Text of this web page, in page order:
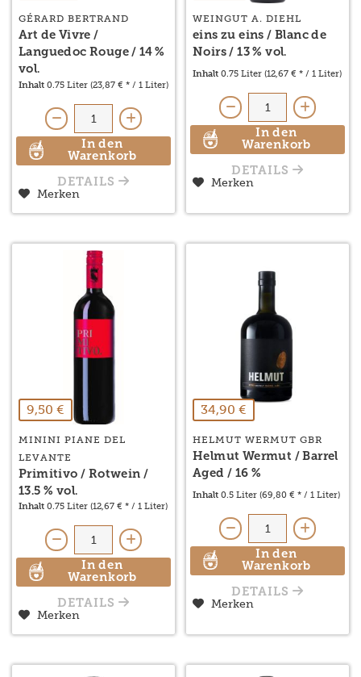
GÉRARD BERTRAND
Art de Vivre /
Languedoc Rouge / 14 %
vol.
Inhalt 0.75 Liter (23,87 € * / 1 Liter)
In den
Warenkorb
DETAILS
Merken
WEINGUT A. DIEHL
eins zu eins / Blanc de
Noirs / 13 % vol.
Inhalt 0.75 Liter (12,67 € * / 1 Liter)
In den
Warenkorb
DETAILS
Merken
9,50 €
MININI PIANE DEL
LEVANTE
Primitivo / Rotwein /
13.5 % vol.
Inhalt 0.75 Liter (12,67 € * / 1 Liter)
In den
Warenkorb
DETAILS
Merken
34,90 €
HELMUT WERMUT GBR
Helmut Wermut / Barrel
Aged / 16 %
Inhalt 0.5 Liter (69,80 € * / 1 Liter)
In den
Warenkorb
DETAILS
Merken